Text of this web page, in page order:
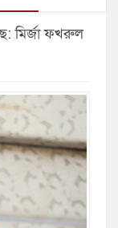
মির্জা ফখরুল